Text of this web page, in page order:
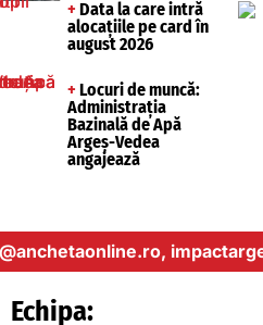
+ Data la care intră
alocațiile pe card în
august 2026
+ Locuri de muncă:
Administrația
Bazinală de Apă
Argeș-Vedea
angajează
Echipa: